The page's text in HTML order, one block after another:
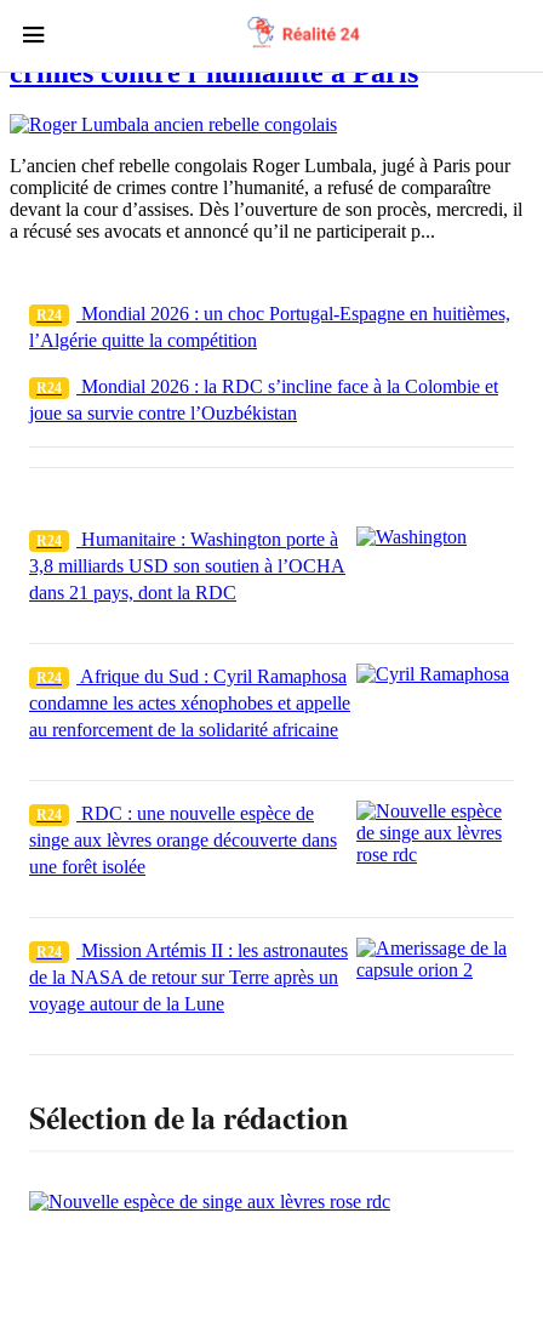
Roger Lumbala boycotte son procès pour
crimes contre l’humanité à Paris
L’ancien chef rebelle congolais Roger Lumbala, jugé à Paris pour
complicité de crimes contre l’humanité, a refusé de comparaître
devant la cour d’assises. Dès l’ouverture de son procès, mercredi, il
a récusé ses avocats et annoncé qu’il ne participerait p...
R24
Mondial 2026 : un choc Portugal-Espagne en huitièmes,
l’Algérie quitte la compétition
R24
Mondial 2026 : la RDC s’incline face à la Colombie et
joue sa survie contre l’Ouzbékistan
R24
Humanitaire : Washington porte à
3,8 milliards USD son soutien à l’OCHA
dans 21 pays, dont la RDC
R24
Afrique du Sud : Cyril Ramaphosa
condamne les actes xénophobes et appelle
au renforcement de la solidarité africaine
R24
RDC : une nouvelle espèce de
singe aux lèvres orange découverte dans
une forêt isolée
R24
Mission Artémis II : les astronautes
de la NASA de retour sur Terre après un
voyage autour de la Lune
Sélection de la rédaction